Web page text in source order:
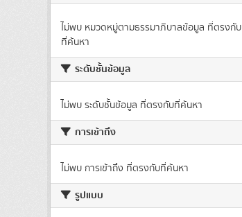
ไม่พบ หมวดหมู่ตามธรรมาภิบาลข้อมูล ที่ตรงกับ
ที่ค้นหา
ระดับชั้นข้อมูล
ไม่พบ ระดับชั้นข้อมูล ที่ตรงกับที่ค้นหา
การเข้าถึง
ไม่พบ การเข้าถึง ที่ตรงกับที่ค้นหา
รูปแบบ